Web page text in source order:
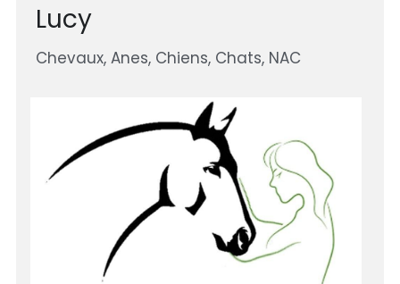
Lucy
Chevaux, Anes, Chiens, Chats, NAC